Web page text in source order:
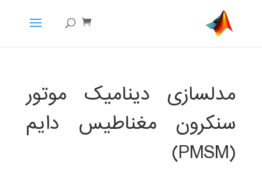
مدلسازی دینامیک موتور
سنکرون مغناطیس دایم
(PMSM)